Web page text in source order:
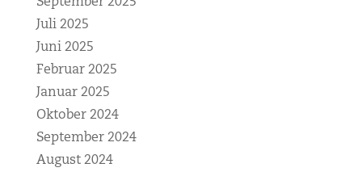
Juli 2025
Juni 2025
Februar 2025
Januar 2025
Oktober 2024
September 2024
August 2024